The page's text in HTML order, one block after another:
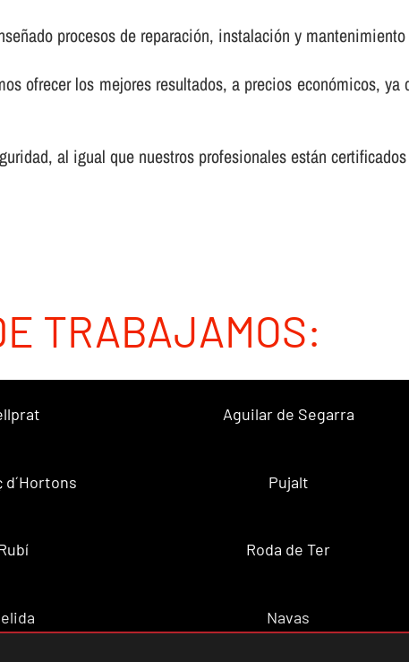
procesos de reparación, instalación y
ofrecer los mejores resultados, a precios económicos,
al igual que nuestros profesionales están
TRABAJAMOS:
Aguilar de Segarra
d´Hortons Pujalt
Roda de Ter
Navas